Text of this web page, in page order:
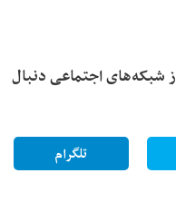
شبکه‌های اجتماعی دنبال
تلگرام